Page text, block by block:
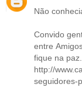
Não
Convido
entre
fique na paz.
http://
seguidores-